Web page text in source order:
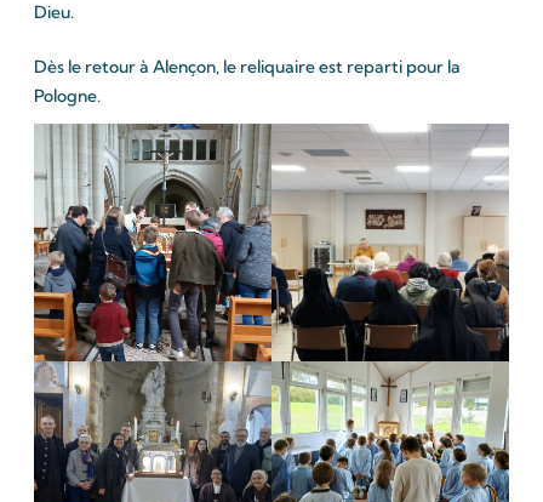
Dieu.
Dès le retour à Alençon, le reliquaire est reparti pour la
Pologne.